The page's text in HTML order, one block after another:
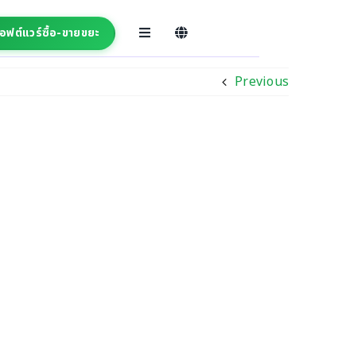
ฟต์แวร์ซื้อ-ขายขยะ
Previous